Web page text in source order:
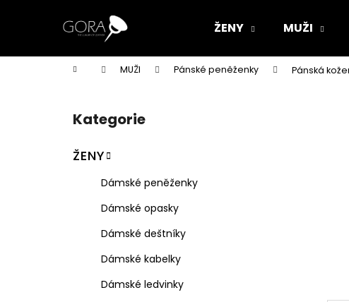
ŽENY MUŽI
Domů MUŽI Pánské peněženky Pánská
Přeskočit
kategorie
Kategorie
ŽENY
Dámské peněženky
Dámské opasky
Dámské deštníky
Dámské kabelky
Dámské ledvinky
í
Zpět
do
Zpět
do